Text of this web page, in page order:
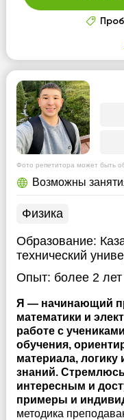
Фото репетитора может быть
Возможны
Физика
Образование:
технический
Опыт: более 2 лет
Я — начинающий
математики и
работе с
обучения,
материала, логику
знаний.
интересным и
примеры и
методика